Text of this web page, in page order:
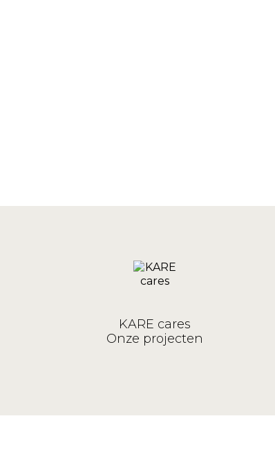
KARE cares
Onze projecten